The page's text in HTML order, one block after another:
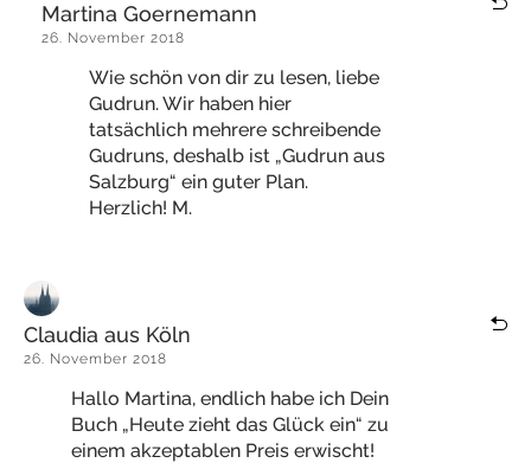
Martina Goernemann
26. November 2018
Wie schön von dir zu lesen, liebe
Gudrun. Wir haben hier
tatsächlich mehrere schreibende
Gudruns, deshalb ist „Gudrun aus
Salzburg“ ein guter Plan.
Herzlich! M.
Claudia aus Köln
26. November 2018
Hallo Martina, endlich habe ich Dein
Buch „Heute zieht das Glück ein“ zu
einem akzeptablen Preis erwischt!